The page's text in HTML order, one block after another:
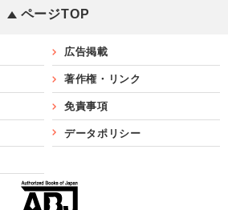
ページTOP
広告掲載
著作権・リンク
免責事項
データポリシー